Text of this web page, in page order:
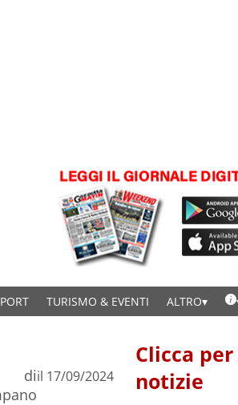
TURISMO & EVENTI ALTRO
diil 17/09/2024
Clicca
notizie